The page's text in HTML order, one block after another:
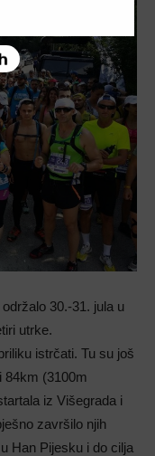
30.-31. jula u
utrke.
istrčati. Tu su još
84km (3100m
iz Višegrada i
završilo njih
Han Pijesku i do cilja